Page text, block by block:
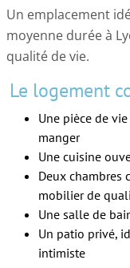
Un emplacement
moyenne durée à
qualité de vie.
Le logement
Une pièce de
manger
Une cuisine
Deux chambres
mobilier de
Une salle de
Un patio privé,
intimiste